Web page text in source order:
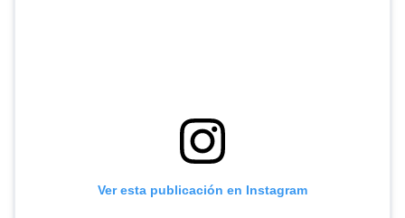
Ver esta publicación en Instagram